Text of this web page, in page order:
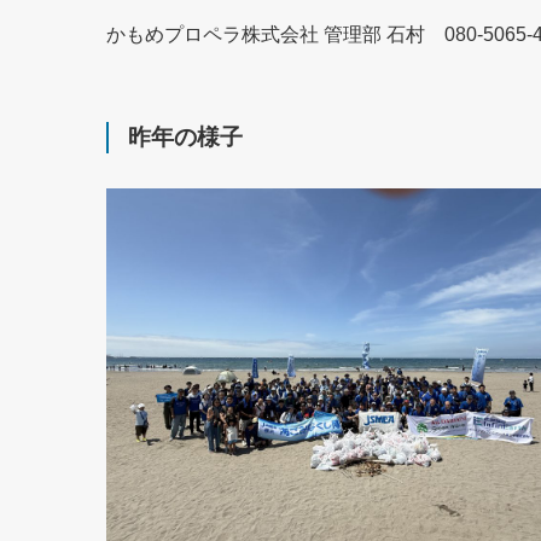
かもめプロペラ株式会社 管理部 石村 080-5065-
昨年の様子